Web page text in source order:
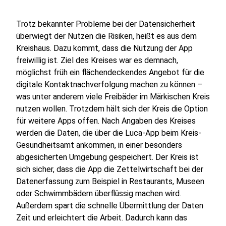
Trotz bekannter Probleme bei der Datensicherheit
überwiegt der Nutzen die Risiken, heißt es aus dem
Kreishaus. Dazu kommt, dass die Nutzung der App
freiwillig ist. Ziel des Kreises war es demnach,
möglichst früh ein flächendeckendes Angebot für die
digitale Kontaktnachverfolgung machen zu können –
was unter anderem viele Freibäder im Märkischen Kreis
nutzen wollen. Trotzdem hält sich der Kreis die Option
für weitere Apps offen. Nach Angaben des Kreises
werden die Daten, die über die Luca-App beim Kreis-
Gesundheitsamt ankommen, in einer besonders
abgesicherten Umgebung gespeichert. Der Kreis ist
sich sicher, dass die App die Zettelwirtschaft bei der
Datenerfassung zum Beispiel in Restaurants, Museen
oder Schwimmbädern überflüssig machen wird.
Außerdem spart die schnelle Übermittlung der Daten
Zeit und erleichtert die Arbeit. Dadurch kann das